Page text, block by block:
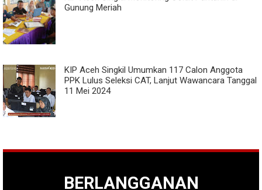
Gunung Meriah
KIP Aceh Singkil Umumkan 117 Calon Anggota
PPK Lulus Seleksi CAT, Lanjut Wawancara Tanggal
11 Mei 2024
BERLANGGANAN